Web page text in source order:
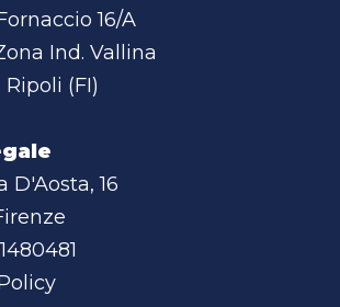
16/A
Ind. Vallina
(FI)
D'Aosta, 16